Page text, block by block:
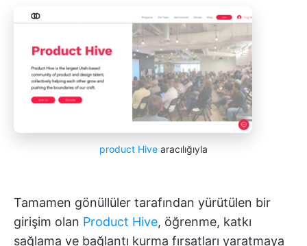
product Hive aracılığıyla
Tamamen gönüllüler tarafından yürütülen bir
girişim olan Product Hive, öğrenme, katkı
sağlama ve bağlantı kurma fırsatları yaratmaya